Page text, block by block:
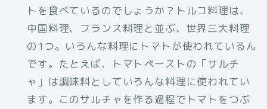
トを食べているのでしょうか？トルコ料理は、
中国料理、フランス料理と並ぶ、世界三大料理
の1つ。いろんな料理にトマトが使われているん
です。たとえば、トマトペーストの「サルチ
ャ」は調味料としていろんな料理に使われてい
ます。このサルチャを作る過程でトマトをつぶ